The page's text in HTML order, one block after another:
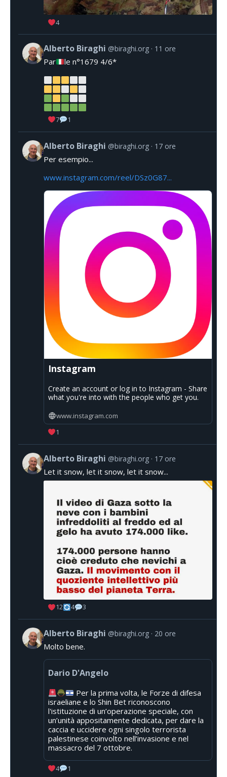
4
Alberto Biraghi @biraghi.org 11 ore
Par le n°1679 4/6*
7 1
Alberto Biraghi @biraghi.org 17 ore
Per esempio...
www.instagram.com/reel/DSz0G87...
Instagram
Create an account or log in to Instagram - Share
what you're into with the people who get you.
www.instagram.com
1
Alberto Biraghi @biraghi.org 17 ore
Let it snow, let it snow, let it snow...
12 4 3
Alberto Biraghi @biraghi.org 20 ore
Molto bene.
Dario D'Angelo
Per la prima volta, le Forze di difesa
israeliane e lo Shin Bet riconoscono
l'istituzione di un’operazione speciale, con
un’unità appositamente dedicata, per dare la
caccia e uccidere ogni singolo terrorista
palestinese coinvolto nell’invasione e nel
massacro del 7 ottobre.
4 1